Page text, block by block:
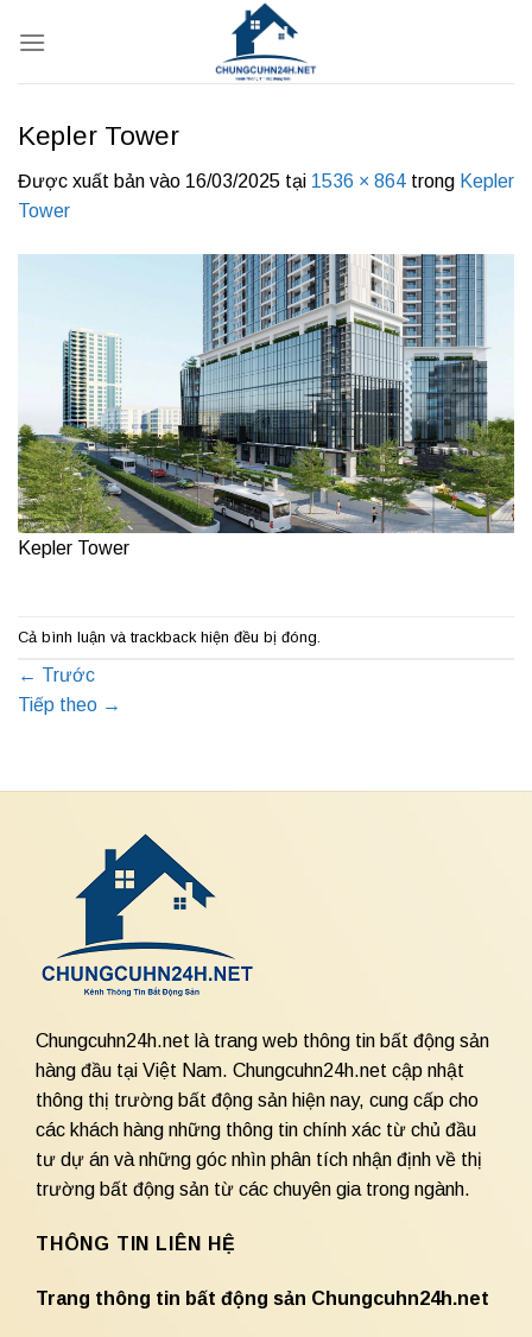
qua
Kepler Tower
Được xuất bản vào 16/03/2025 tại 1536 × 864 trong Kepler
Tower
Kepler Tower
Cả bình luận và trackback hiện đều bị đóng.
← Trước
Tiếp theo →
Chungcuhn24h.net là trang web thông tin bất động sản
hàng đầu tại Việt Nam. Chungcuhn24h.net cập nhật
thông thị trường bất động sản hiện nay, cung cấp cho
các khách hàng những thông tin chính xác từ chủ đầu
tư dự án và những góc nhìn phân tích nhận định về thị
trường bất động sản từ các chuyên gia trong ngành.
THÔNG TIN LIÊN HỆ
Trang thông tin bất động sản Chungcuhn24h.net